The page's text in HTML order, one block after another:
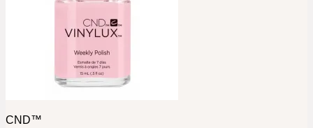
CND™